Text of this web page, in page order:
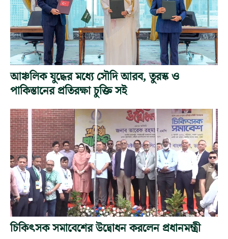
আঞ্চলিক যুদ্ধের মধ্যে সৌদি আরব, তুরস্ক ও
পাকিস্তানের প্রতিরক্ষা চুক্তি সই
চিকিৎসক সমাবেশের উদ্বোধন করলেন প্রধানমন্ত্রী